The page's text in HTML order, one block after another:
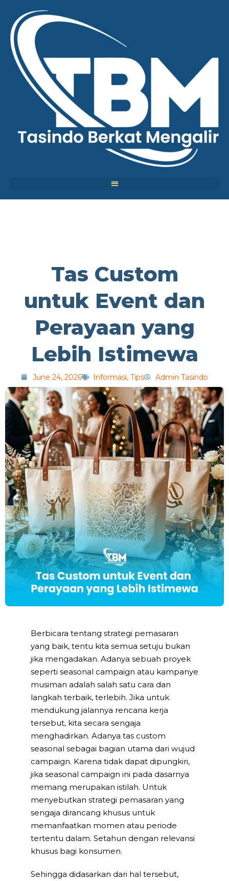
Tas Custom
untuk Event dan
Perayaan yang
Lebih Istimewa
June 24, 2026 Informasi, Tips Admin Tasindo
Berbicara tentang strategi pemasaran
yang baik, tentu kita semua setuju bukan
jika mengadakan. Adanya sebuah proyek
seperti seasonal campaign atau kampanye
musiman adalah salah satu cara dan
langkah terbaik, terlebih. Jika untuk
mendukung jalannya rencana kerja
tersebut, kita secara sengaja
menghadirkan. Adanya tas custom
seasonal sebagai bagian utama dari wujud
campaign. Karena tidak dapat dipungkiri,
jika seasonal campaign ini pada dasarnya
memang merupakan istilah. Untuk
menyebutkan strategi pemasaran yang
sengaja dirancang khusus untuk
memanfaatkan momen atau periode
tertentu dalam. Setahun dengan relevansi
khusus bagi konsumen.
Sehingga didasarkan dari hal tersebut,